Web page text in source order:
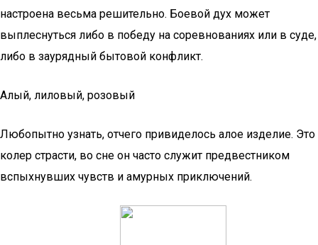
настроена весьма решительно. Боевой дух может
выплеснуться либо в победу на соревнованиях или в суде,
либо в заурядный бытовой конфликт.
Алый, лиловый, розовый
Любопытно узнать, отчего привиделось алое изделие. Это
колер страсти, во сне он часто служит предвестником
вспыхнувших чувств и амурных приключений.